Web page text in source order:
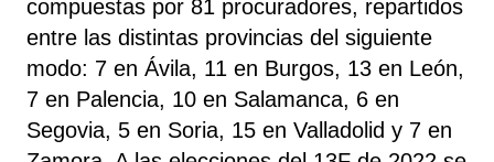
compuestas por 81 procuradores, repartidos
entre las distintas provincias del siguiente
modo: 7 en Ávila, 11 en Burgos, 13 en León,
7 en Palencia, 10 en Salamanca, 6 en
Segovia, 5 en Soria, 15 en Valladolid y 7 en